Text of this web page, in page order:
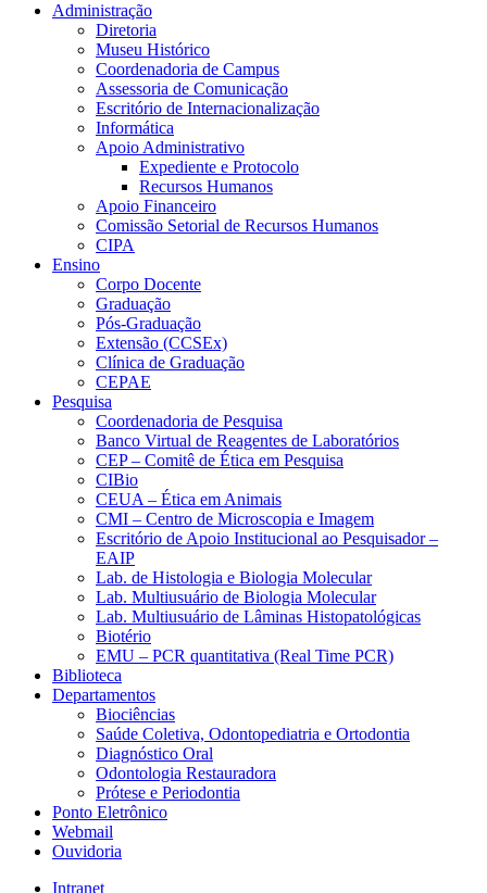
Administração
Diretoria
Museu Histórico
Coordenadoria de Campus
Assessoria de Comunicação
Escritório de Internacionalização
Informática
Apoio Administrativo
Expediente e Protocolo
Recursos Humanos
Apoio Financeiro
Comissão Setorial de Recursos Humanos
CIPA
Ensino
Corpo Docente
Graduação
Pós-Graduação
Extensão (CCSEx)
Clínica de Graduação
CEPAE
Pesquisa
Coordenadoria de Pesquisa
Banco Virtual de Reagentes de Laboratórios
CEP – Comitê de Ética em Pesquisa
CIBio
CEUA – Ética em Animais
CMI – Centro de Microscopia e Imagem
Escritório de Apoio Institucional ao Pesquisador –
EAIP
Lab. de Histologia e Biologia Molecular
Lab. Multiusuário de Biologia Molecular
Lab. Multiusuário de Lâminas Histopatológicas
Biotério
EMU – PCR quantitativa (Real Time PCR)
Biblioteca
Departamentos
Biociências
Saúde Coletiva, Odontopediatria e Ortodontia
Diagnóstico Oral
Odontologia Restauradora
Prótese e Periodontia
Ponto Eletrônico
Webmail
Ouvidoria
Intranet